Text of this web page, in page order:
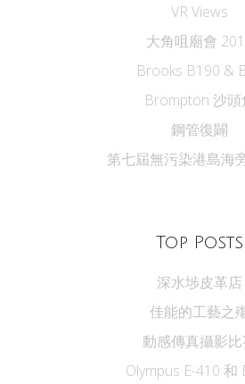
VR Views
大角咀廟會
Brooks B190 &
Brompton 沙頭
鋼管復闢
第七屆無污染港島海
Top Posts
深水埗皮革店
佳能的工藝之
動感傳真攝影
Olympus E-410 和